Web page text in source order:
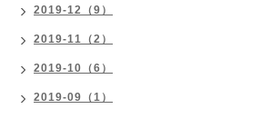
2019-12（9）
2019-11（2）
2019-10（6）
2019-09（1）